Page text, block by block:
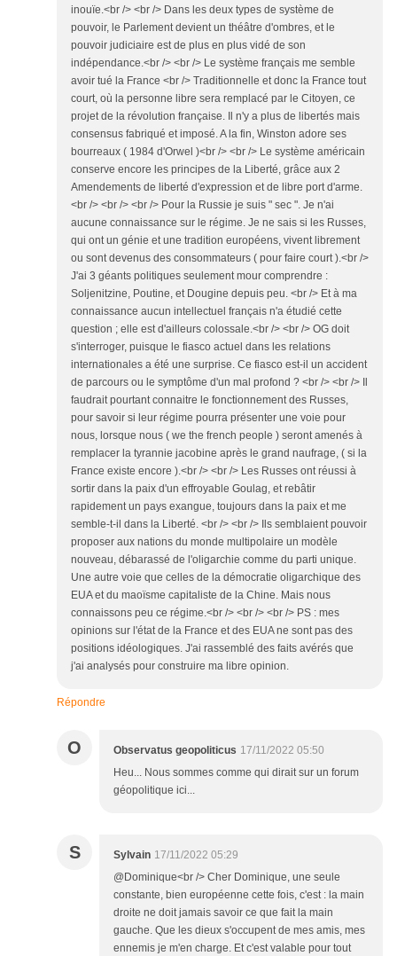
inouïe.<br /> <br /> Dans les deux types de système de
pouvoir, le Parlement devient un théâtre d'ombres, et le
pouvoir judiciaire est de plus en plus vidé de son
indépendance.<br /> <br /> Le système français me semble
avoir tué la France <br /> Traditionnelle et donc la France tout
court, où la personne libre sera remplacé par le Citoyen, ce
projet de la révolution française. Il n'y a plus de libertés mais
consensus fabriqué et imposé. A la fin, Winston adore ses
bourreaux ( 1984 d'Orwel )<br /> <br /> Le système américain
conserve encore les principes de la Liberté, grâce aux 2
Amendements de liberté d'expression et de libre port d'arme.
<br /> <br /> <br /> Pour la Russie je suis " sec ". Je n'ai
aucune connaissance sur le régime. Je ne sais si les Russes,
qui ont un génie et une tradition européens, vivent librement
ou sont devenus des consommateurs ( pour faire court ).<br />
J'ai 3 géants politiques seulement mour comprendre :
Soljenitzine, Poutine, et Dougine depuis peu. <br /> Et à ma
connaissance aucun intellectuel français n'a étudié cette
question ; elle est d'ailleurs colossale.<br /> <br /> OG doit
s'interroger, puisque le fiasco actuel dans les relations
internationales a été une surprise. Ce fiasco est-il un accident
de parcours ou le symptôme d'un mal profond ? <br /> <br /> Il
faudrait pourtant connaitre le fonctionnement des Russes,
pour savoir si leur régime pourra présenter une voie pour
nous, lorsque nous ( we the french people ) seront amenés à
remplacer la tyrannie jacobine après le grand naufrage, ( si la
France existe encore ).<br /> <br /> Les Russes ont réussi à
sortir dans la paix d'un effroyable Goulag, et rebâtir
rapidement un pays exangue, toujours dans la paix et me
semble-t-il dans la Liberté. <br /> <br /> Ils semblaient pouvoir
proposer aux nations du monde multipolaire un modèle
nouveau, débarassé de l'oligarchie comme du parti unique.
Une autre voie que celles de la démocratie oligarchique des
EUA et du maoïsme capitaliste de la Chine. Mais nous
connaissons peu ce régime.<br /> <br /> <br /> PS : mes
opinions sur l'état de la France et des EUA ne sont pas des
positions idéologiques. J'ai rassemblé des faits avérés que
j'ai analysés pour construire ma libre opinion.
Répondre
O Observatus geopoliticus 17/11/2022 05:50
Heu... Nous sommes comme qui dirait sur un forum
géopolitique ici...
S Sylvain 17/11/2022 05:29
@Dominique<br /> Cher Dominique, une seule
constante, bien européenne cette fois, c'est : la main
droite ne doit jamais savoir ce que fait la main
gauche. Que les dieux s'occupent de mes amis, mes
ennemis je m'en charge. Et c'est valable pour tout